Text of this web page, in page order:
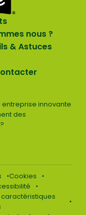
nous ?
& Astuces
innovante
des
Cookies